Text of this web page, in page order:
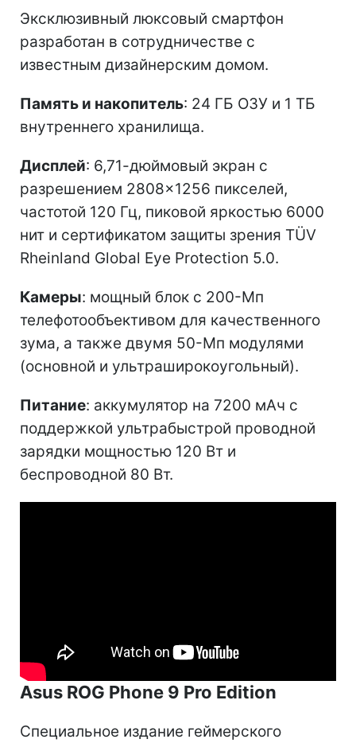
Эксклюзивный люксовый смартфон
разработан в сотрудничестве с
известным дизайнерским домом.
Память и накопитель: 24 ГБ ОЗУ и 1 ТБ
внутреннего хранилища.
Дисплей: 6,71-дюймовый экран с
разрешением 2808×1256 пикселей,
частотой 120 Гц, пиковой яркостью 6000
нит и сертификатом защиты зрения TÜV
Rheinland Global Eye Protection 5.0.
Камеры: мощный блок с 200-Мп
телефотообъективом для качественного
зума, а также двумя 50-Мп модулями
(основной и ультраширокоугольный).
Питание: аккумулятор на 7200 мАч с
поддержкой ультрабыстрой проводной
зарядки мощностью 120 Вт и
беспроводной 80 Вт.
Asus ROG Phone 9 Pro Edition
Специальное издание геймерского